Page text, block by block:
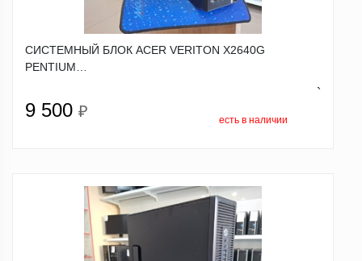
СИСТЕМНЫЙ БЛОК ACER VERITON X2640G
PENTIUM…
9 500 ₽
`
есть в наличии